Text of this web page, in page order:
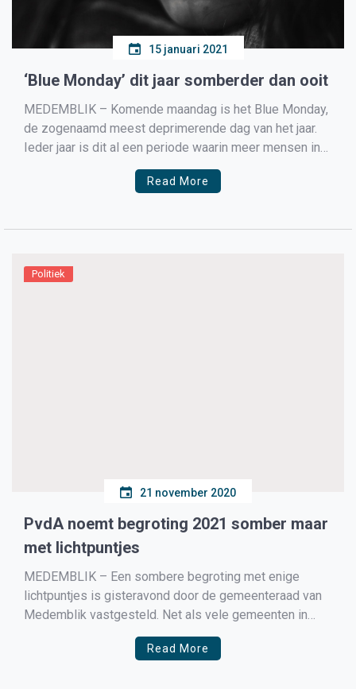
15 januari 2021
‘Blue Monday’ dit jaar somberder dan ooit
MEDEMBLIK – Komende maandag is het Blue Monday,
de zogenaamd meest deprimerende dag van het jaar.
Ieder jaar is dit al een periode waarin meer mensen in
een sombere gemoedstoestand verkeren, maar door
de lockdown voelt het dit jaar voor veel mensen
Read More
Politiek
21 november 2020
PvdA noemt begroting 2021 somber maar
met lichtpuntjes
MEDEMBLIK – Een sombere begroting met enige
lichtpuntjes is gisteravond door de gemeenteraad van
Medemblik vastgesteld. Net als vele gemeenten in
Nederland wordt Medemblik geconfronteerd met
financiële tekorten, grotendeels veroorzaakt door
Read More